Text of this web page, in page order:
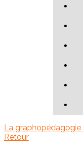
La graphopédagogie
Retour